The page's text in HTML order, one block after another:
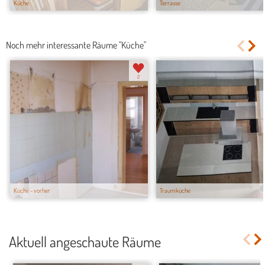
Küche Terrasse
Noch mehr interessante Räume "Küche"
Küche - vorher
2
Traumküche
Aktuell angeschaute Räume